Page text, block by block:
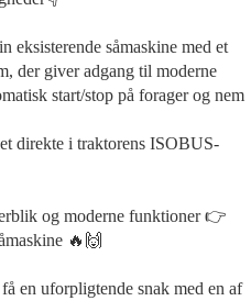
eksisterende såmaskine med et
der giver adgang til moderne
start/stop på forager og nem
direkte i traktorens ISOBUS-
og moderne funktioner 👉
🔥🙌
en uforpligtende snak med en af